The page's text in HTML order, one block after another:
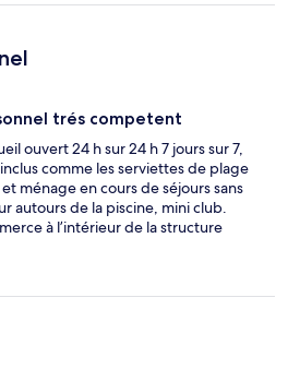
trés competent
ouvert 24 h sur 24 h 7 jours sur 7,
comme les serviettes de plage
ménage en cours de séjours sans
autours de la piscine, mini club.
à l’intérieur de la structure
de souvenir et article de
mini market et lieux pour réserver